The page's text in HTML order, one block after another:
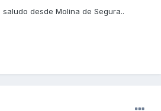
desde Molina de Segura..